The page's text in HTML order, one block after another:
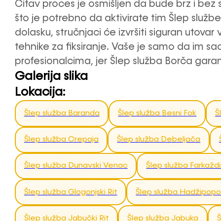
Čitav proces je osmišljen da bude brz i bez
što je potrebno da aktivirate tim Šlep
dolasku, stručnjaci će izvršiti siguran
tehnike za fiksiranje. Vaše je samo da im
profesionalcima, jer Šlep služba Borča
Galerija slika
Lokacija:
Šlep služba Baranda Šlep služba Besni Fok
Šlep služba Crepaja Šlep služba Debeljača
Šlep služba Dunavski Venac Šlep služba
Šlep služba Glogonjski Rit Šlep služba
Šlep služba Jabučki Rit Šlep služba Jabuka